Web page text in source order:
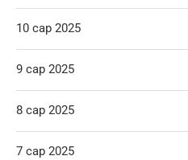
10 сар 2025
9 сар 2025
8 сар 2025
7 сар 2025